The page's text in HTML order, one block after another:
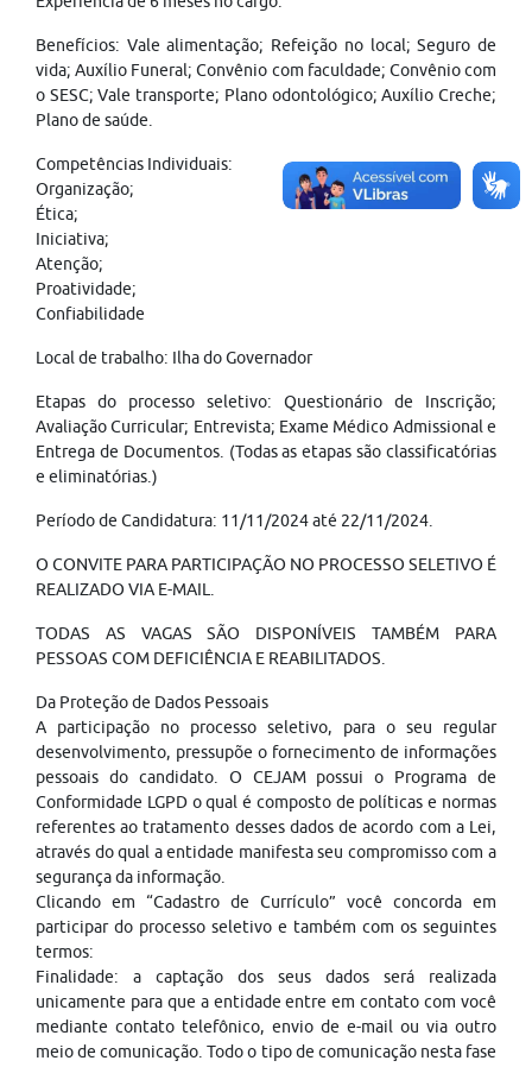
Benefícios: Vale alimentação; Refeição no local; Seguro de
vida; Auxílio Funeral; Convênio com faculdade; Convênio com
o SESC; Vale transporte; Plano odontológico; Auxílio Creche;
Plano de saúde.
Competências Individuais:
Organização;
Ética;
Iniciativa;
Atenção;
Proatividade;
Confiabilidade
Local de trabalho: Ilha do Governador
Etapas do processo seletivo: Questionário de Inscrição;
Avaliação Curricular; Entrevista; Exame Médico Admissional e
Entrega de Documentos. (Todas as etapas são classificatórias
e eliminatórias.)
Período de Candidatura: 11/11/2024 até 22/11/2024.
O CONVITE PARA PARTICIPAÇÃO NO PROCESSO SELETIVO É
REALIZADO VIA E-MAIL.
TODAS AS VAGAS SÃO DISPONÍVEIS TAMBÉM PARA
PESSOAS COM DEFICIÊNCIA E REABILITADOS.
Da Proteção de Dados Pessoais
A participação no processo seletivo, para o seu regular
desenvolvimento, pressupõe o fornecimento de informações
pessoais do candidato. O CEJAM possui o Programa de
Conformidade LGPD o qual é composto de políticas e normas
referentes ao tratamento desses dados de acordo com a Lei,
através do qual a entidade manifesta seu compromisso com a
segurança da informação.
Clicando em “Cadastro de Currículo” você concorda em
participar do processo seletivo e também com os seguintes
termos:
Finalidade: a captação dos seus dados será realizada
unicamente para que a entidade entre em contato com você
mediante contato telefônico, envio de e-mail ou via outro
meio de comunicação. Todo o tipo de comunicação nesta fase